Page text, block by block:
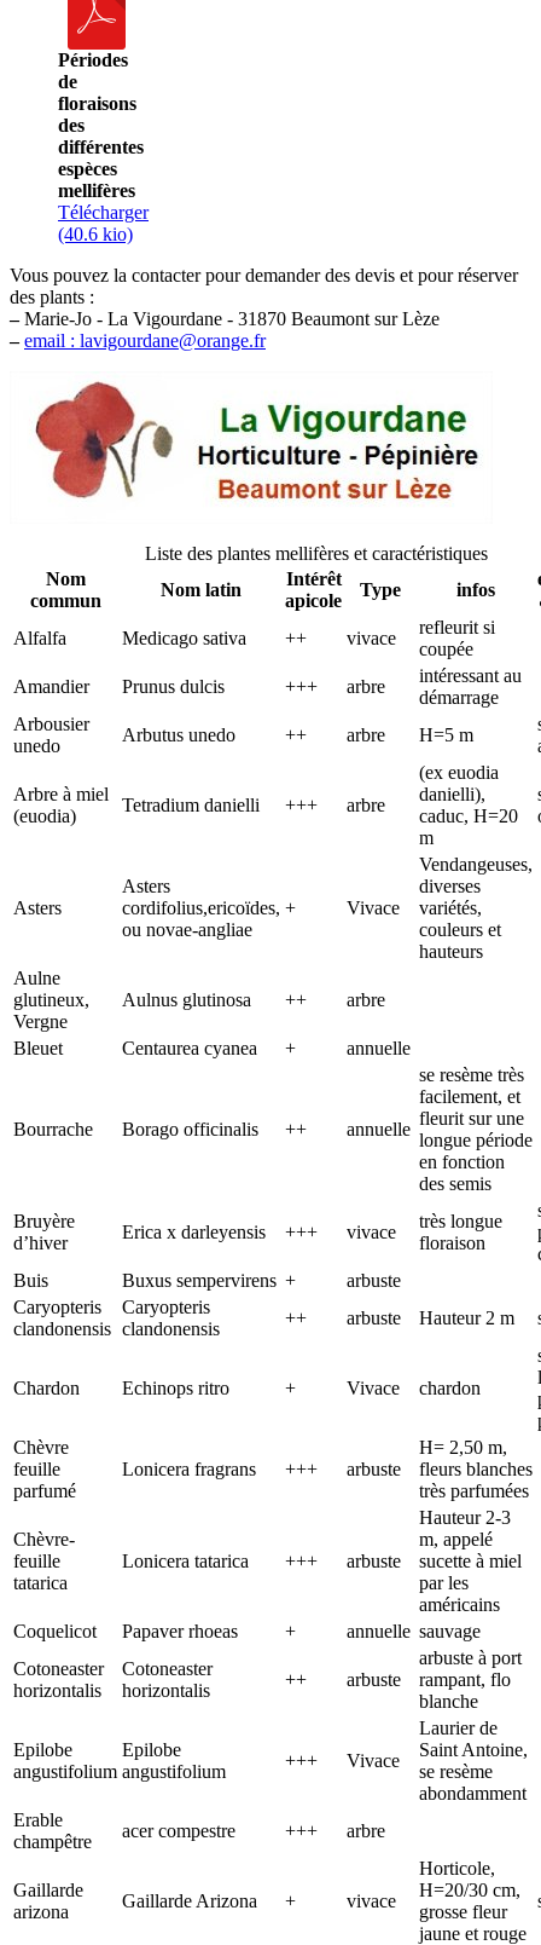
Périodes
de
floraisons
des
différentes
espèces
mellifères
Télécharger
(40.6 kio)
Vous pouvez la contacter pour demander des devis et pour réserver
des plants :
–Marie-Jo - La Vigourdane - 31870 Beaumont sur Lèze
– email : lavigourdane@orange.fr
Liste des plantes mellifères et caractéristiques
Nom
commun
Nom latin
Intérêt
apicole
Type infos
Alfalfa
Medicago sativa ++ vivace
refleurit si
coupée
Amandier
Prunus dulcis +++ arbre
intéressant au
démarrage
Arbousier
unedo
Arbutus unedo ++ arbre H=5 m
Arbre à miel
(euodia)
Tetradium danielli +++ arbre
(ex euodia
danielli),
caduc, H=20
m
Asters
Asters
cordifolius,ericoïdes,
ou novae-angliae
+ Vivace
Vendangeuses,
diverses
variétés,
couleurs et
hauteurs
Aulne
glutineux,
Vergne
Aulnus glutinosa ++ arbre
Bleuet Centaurea cyanea + annuelle
Bourrache Borago officinalis ++ annuelle
se resème très
facilement, et
fleurit sur une
longue période
en fonction
des semis
Bruyère
d’hiver
Erica x darleyensis +++ vivace
très longue
floraison
Buis
Buxus sempervirens +
arbuste
Caryopteris
clandonensis
Caryopteris
clandonensis
++ arbuste Hauteur 2 m
Chardon Echinops ritro + Vivace chardon
Chèvre
feuille
parfumé
Lonicera fragrans +++ arbuste
H= 2,50 m,
fleurs blanches
très parfumées
Chèvre-
feuille
tatarica
Lonicera tatarica +++ arbuste
Hauteur 2-3
m, appelé
sucette à miel
par les
américains
Coquelicot
Papaver rhoeas + annuelle sauvage
Cotoneaster
horizontalis
Cotoneaster
horizontalis
++ arbuste
arbuste à port
rampant, flo
blanche
Epilobe
angustifolium
Epilobe
angustifolium
+++ Vivace
Laurier de
Saint Antoine,
se resème
abondamment
Erable
champêtre
acer compestre +++ arbre
Gaillarde
arizona
Gaillarde Arizona + vivace
Horticole,
H=20/30 cm,
grosse fleur
jaune et rouge